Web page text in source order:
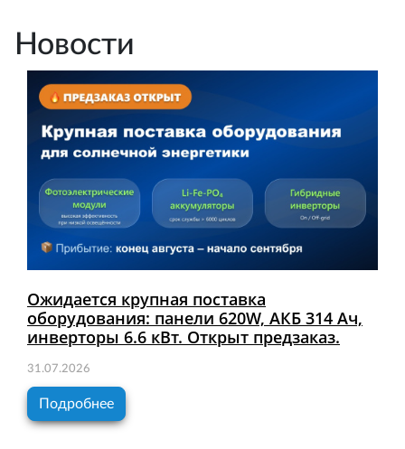
Новости
Ожидается крупная поставка
оборудования: панели 620W, АКБ 314 Ач,
инверторы 6.6 кВт. Открыт предзаказ.
31.07.2026
Подробнее